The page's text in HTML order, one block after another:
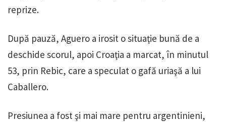
reprize.
După pauză, Aguero a irosit o situaţie bună de a
deschide scorul, apoi Croaţia a marcat, în minutul
53, prin Rebic, care a speculat o gafă uriaşă a lui
Caballero.
Presiunea a fost şi mai mare pentru argentinieni,